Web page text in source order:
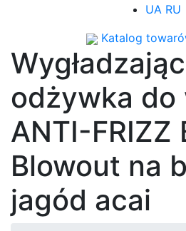
UA RU
Katalog
odżywka do
ANTI-FRIZZ
Blowout na
jagód acai